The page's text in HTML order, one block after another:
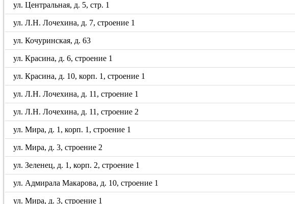
ул. Центральная, д. 5, стр. 1
ул. Л.Н. Лочехина, д. 7, строение 1
ул. Кочуринская, д. 63
ул. Красина, д. 6, строение 1
ул. Красина, д. 10, корп. 1, строение 1
ул. Л.Н. Лочехина, д. 11, строение 1
ул. Л.Н. Лочехина, д. 11, строение 2
ул. Мира, д. 1, корп. 1, строение 1
ул. Мира, д. 3, строение 2
ул. Зеленец, д. 1, корп. 2, строение 1
ул. Адмирала Макарова, д. 10, строение 1
ул. Мира, д. 3, строение 1